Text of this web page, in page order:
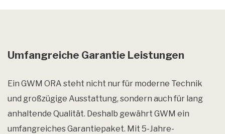
BLACK
300/300Pro/400Pro/400Pro+
Umfangreiche Garantie Leistungen
Ein GWM ORA steht nicht nur für moderne Technik
und großzügige Ausstattung, sondern auch für lang
anhaltende Qualität. Deshalb gewährt GWM ein
umfangreiches Garantiepaket. Mit 5-Jahre-